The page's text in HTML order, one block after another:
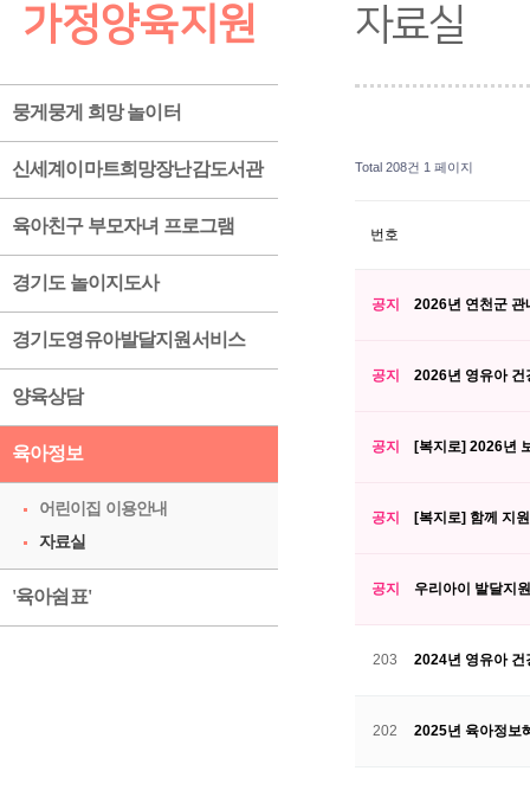
가정양육지원
뭉게뭉게 희망 놀이터
신세계이마트희망장난감도서관
육아친구 부모자녀 프로그램
경기도 놀이지도사
경기도영유아발달지원서비스
양육상담
육아정보
어린이집 이용안내
자료실
'육아쉼표'
자료실
Total 208건 1 페이지
번호
공지 2026년 연천군
공지 2026년 영유아
공지 [복지로] 2026년
공지 [복지로] 함께 지
공지 우리아이 발달지
203 2024년 영유아
202 2025년 육아정보